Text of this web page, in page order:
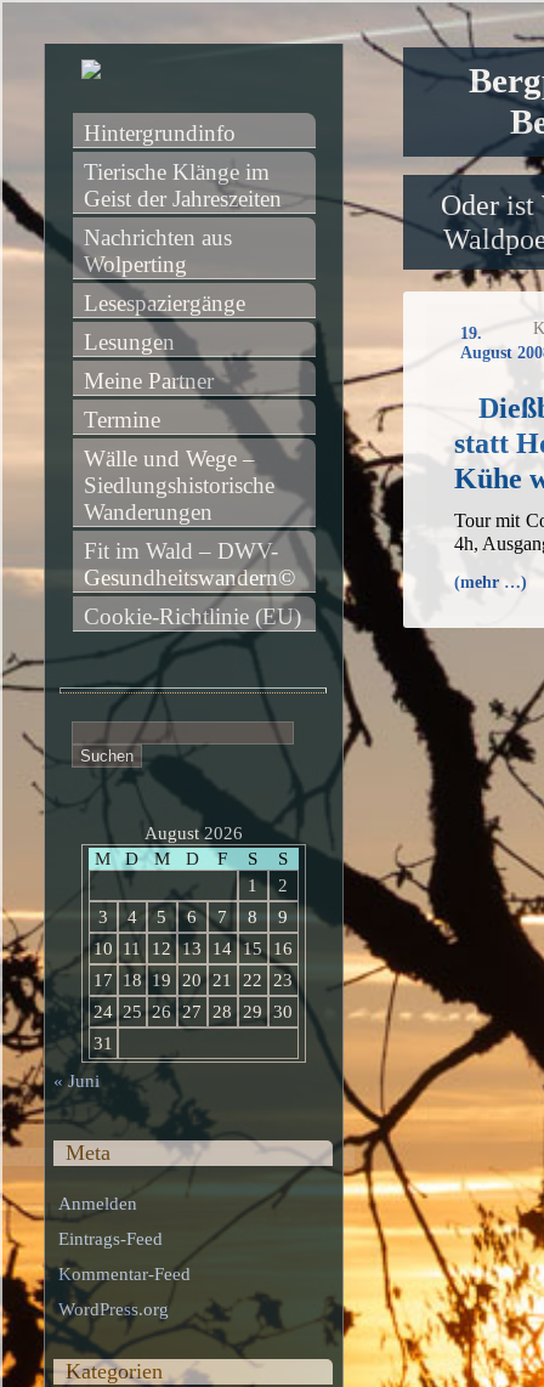
Oder ist
19.
August
statt
Kühe
Tour mit
4h,
(mehr …)
Hintergrundinfo
Tierische Klänge im
Geist der Jahreszeiten
Nachrichten aus
Wolperting
Lesespaziergänge
Lesungen
Meine Partner
Termine
Wälle und Wege –
Siedlungshistorische
Wanderungen
Fit im Wald – DWV-
Gesundheitswandern©
Cookie-Richtlinie (EU)
nach:
August 2026
M
D M D F S
S
1
2
3
4 5 6 7 8
9
10
11 12 13 14 15
16
17
18 19 20 21 22
23
24 25 26 27 28 29
30
31
« Juni
Meta
Anmelden
Eintrags-Feed
Kommentar-Feed
WordPress.org
Kategorien